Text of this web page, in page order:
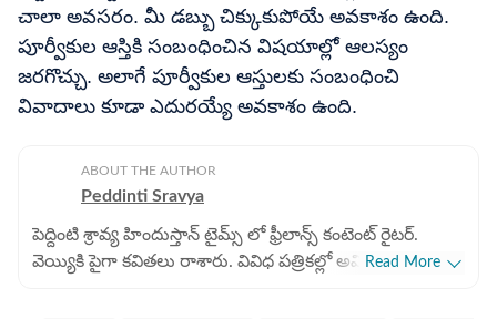
చాలా అవసరం. మీ డబ్బు చిక్కుకుపోయే అవకాశం ఉంది.
పూర్వీకుల ఆస్తికి సంబంధించిన విషయాల్లో ఆలస్యం
జరగొచ్చు. అలాగే పూర్వీకుల ఆస్తులకు సంబంధించి
వివాదాలు కూడా ఎదురయ్యే అవకాశం ఉంది.
ABOUT THE AUTHOR
Peddinti Sravya
పెద్దింటి శ్రావ్య హిందుస్తాన్ టైమ్స్ లో ఫ్రీలాన్స్ కంటెంట్ రైటర్.
వెయ్యికి పైగా కవితలు రాశారు. వివిధ పత్రికల్లో అవి ప్రచురితం
Read More